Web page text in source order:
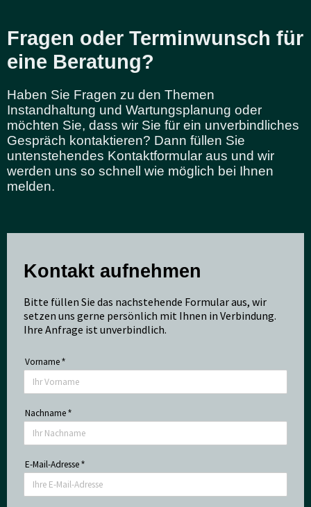
Fragen oder Terminwunsch für
eine Beratung?
Haben Sie Fragen zu den Themen
Instandhaltung und Wartungsplanung oder
möchten Sie, dass wir Sie für ein unverbindliches
Gespräch kontaktieren? Dann füllen Sie
untenstehendes Kontaktformular aus und wir
werden uns so schnell wie möglich bei Ihnen
melden.
Kontakt aufnehmen
Bitte füllen Sie das nachstehende Formular aus, wir
setzen uns gerne persönlich mit Ihnen in Verbindung.
Ihre Anfrage ist unverbindlich.
Vorname *
Nachname *
E-Mail-Adresse *